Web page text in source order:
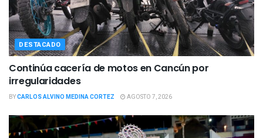
DESTACADO
Continúa cacería de motos en Cancún por
irregularidades
BYCARLOS ALVINO MEDINA CORTEZ AGOSTO 7, 2026